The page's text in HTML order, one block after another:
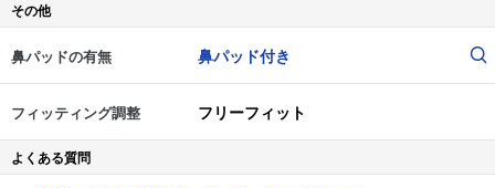
その他
鼻パッドの有無 鼻パッド付き
フィッティング調整 フリーフィット
よくある質問